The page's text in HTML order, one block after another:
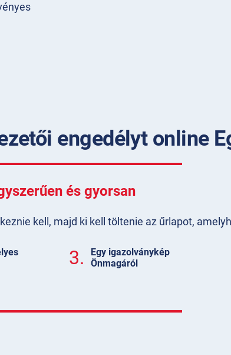
engedélyt online
és gyorsan
kell, majd ki kell töltenie az űrlapot,
3.
Egy igazolványkép
Önmagáról